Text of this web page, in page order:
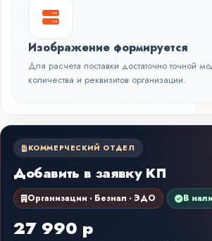
Изображение формируется
Для расчета поставки достаточно точной
количества и реквизитов организации.
КОММЕРЧЕСКИЙ ОТДЕЛ
Добавить в заявку КП
Организации · Безнал · ЭДО В
27 990 р